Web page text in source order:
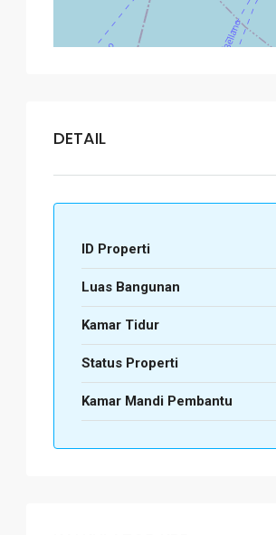
DETAIL
ID Properti
Luas Bangunan
Kamar Tidur
Status Properti
Kamar Mandi Pembantu